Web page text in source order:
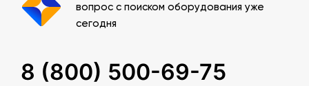
вопрос с поиском оборудования уже
сегодня
8 (800) 500-69-75